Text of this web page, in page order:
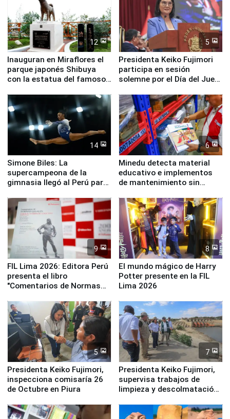
12
Inauguran en Miraflores el
parque japonés Shibuya
con la estatua del famoso
5
Presidenta Keiko Fujimori
participa en sesión
solemne por el Día del Juez
14
Simone Biles: La
supercampeona de la
gimnasia llegó al Perú para
Panamericanos Lima 2027
6
Minedu detecta material
educativo e implementos
de mantenimiento sin
la UGEL 2
9
FIL Lima 2026: Editora Perú
presenta el libro
"Comentarios de Normas
Derecho Colectivo"
8
El mundo mágico de Harry
Potter presente en la FIL
Lima 2026
5
Presidenta Keiko Fujimori,
inspecciona comisaría 26
de Octubre en Piura
7
Presidenta Keiko Fujimori,
supervisa trabajos de
limpieza y descolmatación